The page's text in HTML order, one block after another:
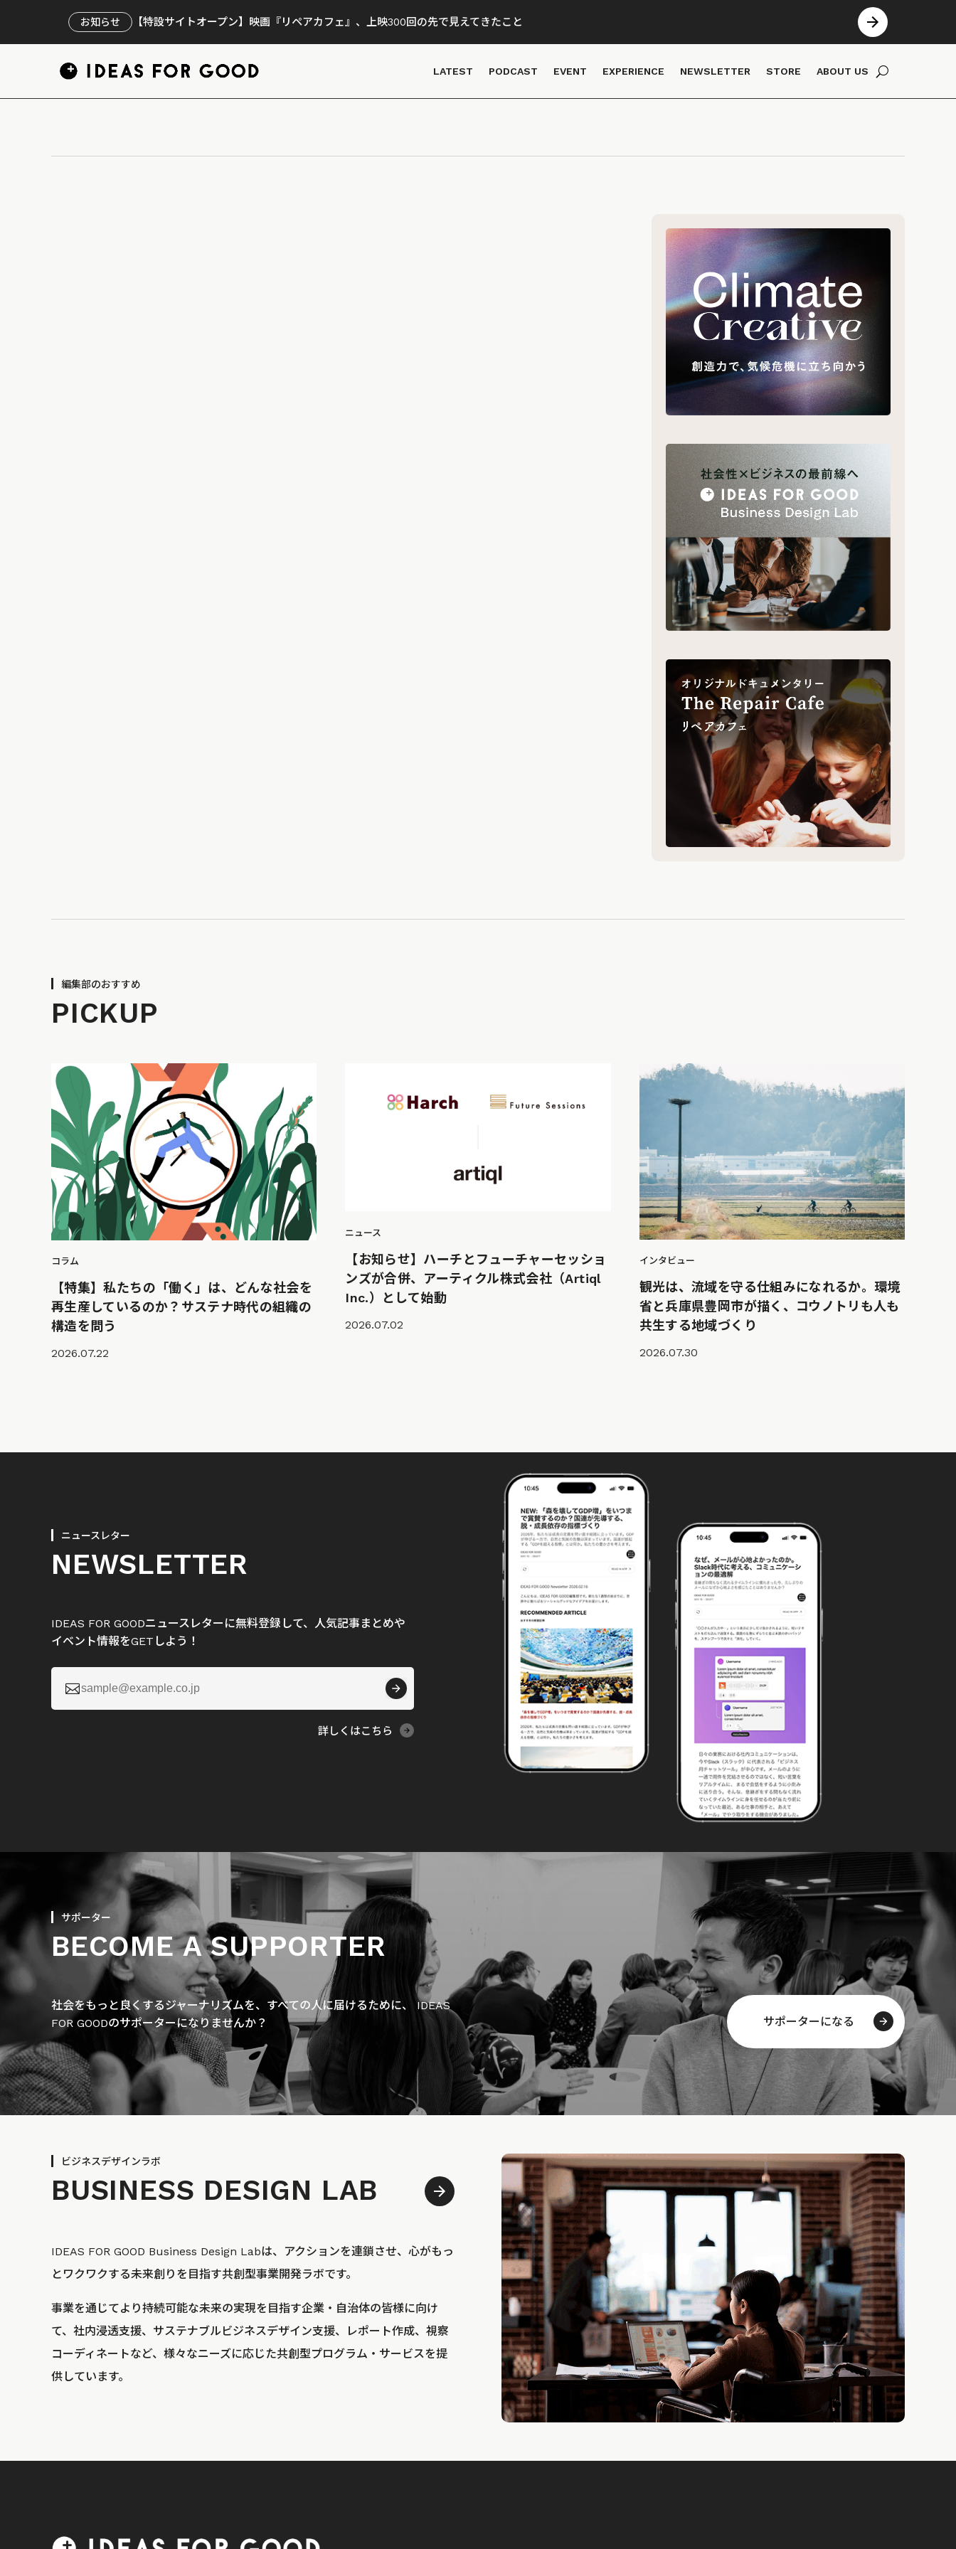
お知らせ 【特設サイトオープン】映画『リペアカフェ』、上映300回の先で見えてきたこと
LATEST PODCAST EVENT EXPERIENCE NEWSLETTER STORE ABOUT US
編集部のおすすめ
PICKUP
コラム
【特集】私たちの「働く」は、どんな社会を
再生産しているのか？サステナ時代の組織の
構造を問う
2026.07.22
ニュース
【お知らせ】ハーチとフューチャーセッショ
ンズが合併、アーティクル株式会社（Artiql
Inc.）として始動
2026.07.02
インタビュー
観光は、流域を守る仕組みになれるか。環境
省と兵庫県豊岡市が描く、コウノトリも人も
共生する地域づくり
2026.07.30
ニュースレター
NEWSLETTER
IDEAS FOR GOODニュースレターに無料登録して、人気記事まとめや
イベント情報をGETしよう！

詳しくはこちら
サポーター
BECOME A SUPPORTER
社会をもっと良くするジャーナリズムを、すべての人に届けるために、 IDEAS
FOR GOODのサポーターになりませんか？
サポーターになる
ビジネスデザインラボ
BUSINESS DESIGN LAB
IDEAS FOR GOOD Business Design Labは、アクションを連鎖させ、心がもっ
とワクワクする未来創りを目指す共創型事業開発ラボです。
事業を通じてより持続可能な未来の実現を目指す企業・自治体の皆様に向け
て、社内浸透支援、サステナブルビジネスデザイン支援、レポート作成、視察
コーディネートなど、様々なニーズに応じた共創型プログラム・サービスを提
供しています。